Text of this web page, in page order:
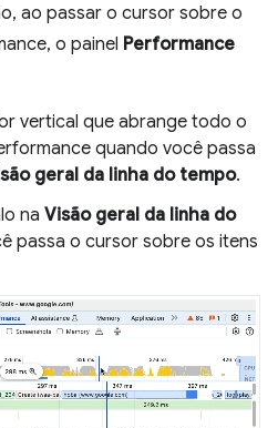
ao passar o cursor sobre o
o painel Performance
vertical que abrange todo o
quando você passa
geral da linha do tempo.
na Visão geral da linha do
passa o cursor sobre os itens